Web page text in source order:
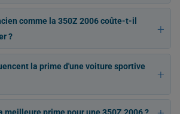
comme la 350Z 2006 coûte-t-il
?
la prime d'une voiture sportive
meilleure prime pour une 350Z 2006 ?